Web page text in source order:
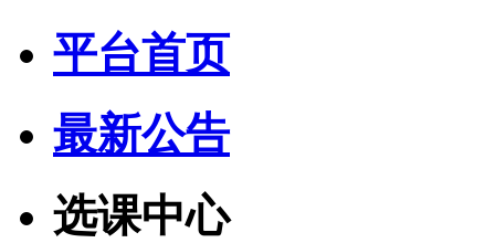
平台首页
最新公告
选课中心